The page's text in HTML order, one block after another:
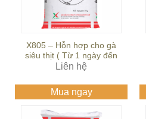
X805 – Hỗn hợp cho gà
siêu thịt ( Từ 1 ngày đến
21 ngày tuổi)
Liên hệ
Mua ngay